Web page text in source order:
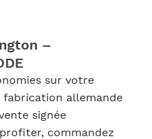
–
sur votre
allemande
signée
commandez